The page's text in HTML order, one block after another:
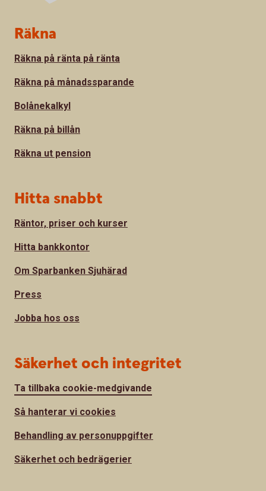
Sidfot
Räkna
Räkna på ränta på ränta
Räkna på månadssparande
Bolånekalkyl
Räkna på billån
Räkna ut pension
Hitta snabbt
Räntor, priser och kurser
Hitta bankkontor
Om Sparbanken Sjuhärad
Press
Jobba hos oss
Säkerhet och integritet
Ta tillbaka cookie-medgivande
Så hanterar vi cookies
Behandling av personuppgifter
Säkerhet och bedrägerier